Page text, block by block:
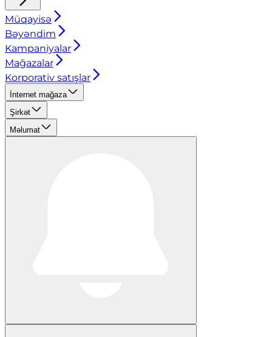
Müqayisə
Bəyəndim
Kampaniyalar
Mağazalar
Korporativ satışlar
İnternet mağaza
Şirkət
Məlumat